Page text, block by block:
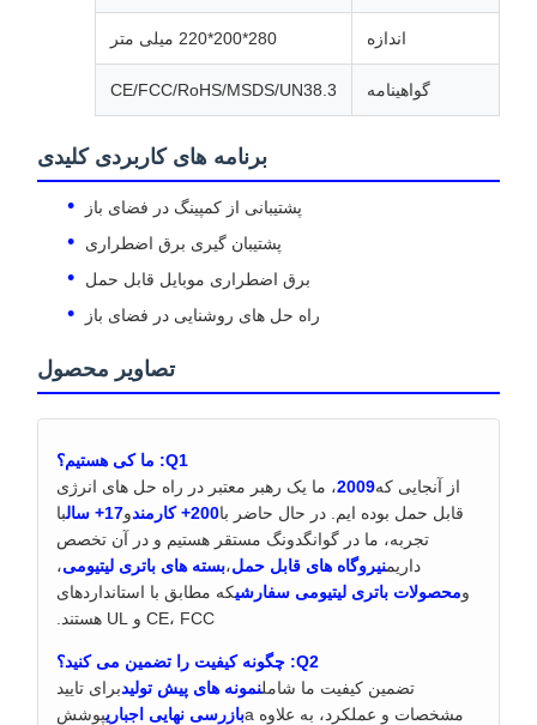
اندازه 280*200*220 میلی متر
گواهینامه CE/FCC/RoHS/MSDS/UN38.3
برنامه های کاربردی کلیدی
پشتیبانی از کمپینگ در فضای باز
پشتیبان گیری برق اضطراری
برق اضطراری موبایل قابل حمل
راه حل های روشنایی در فضای باز
تصاویر محصول
Q1: ما کی هستیم؟
از آنجایی که2009، ما یک رهبر معتبر در راه حل های انرژی
قابل حمل بوده ایم. در حال حاضر با200+ کارمند و17+ سال
با
تجربه، ما در گوانگدونگ مستقر هستیم و در آن تخصص
داریمنیروگاه های قابل حمل،بسته های باتری لیتیومی،
ومحصولات باتری لیتیومی سفارشیکه مطابق با استانداردهای
CE، FCC و UL هستند.
Q2: چگونه کیفیت را تضمین می کنید؟
تضمین کیفیت ما شاملنمونه های پیش تولیدبرای تایید
مشخصات و عملکرد، به علاوه a
بازرسی نهایی اجباریپوشش